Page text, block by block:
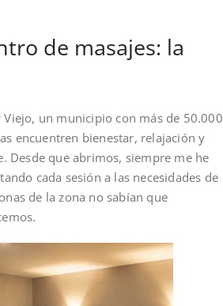
de masajes: la
un municipio con más de 50.000
encuentren bienestar, relajación y
Desde que abrimos, siempre me he
cada sesión a las necesidades de
de la zona no sabían que